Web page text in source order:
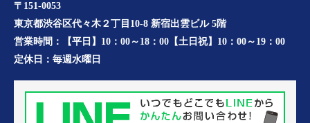
〒151-0053
東京都渋谷区代々木２丁目10-8 新宿出雲ビル 5階
営業時間：
【平日】10：00～18：00【土日祝】10：00～19：00
定休日： 毎週水曜日